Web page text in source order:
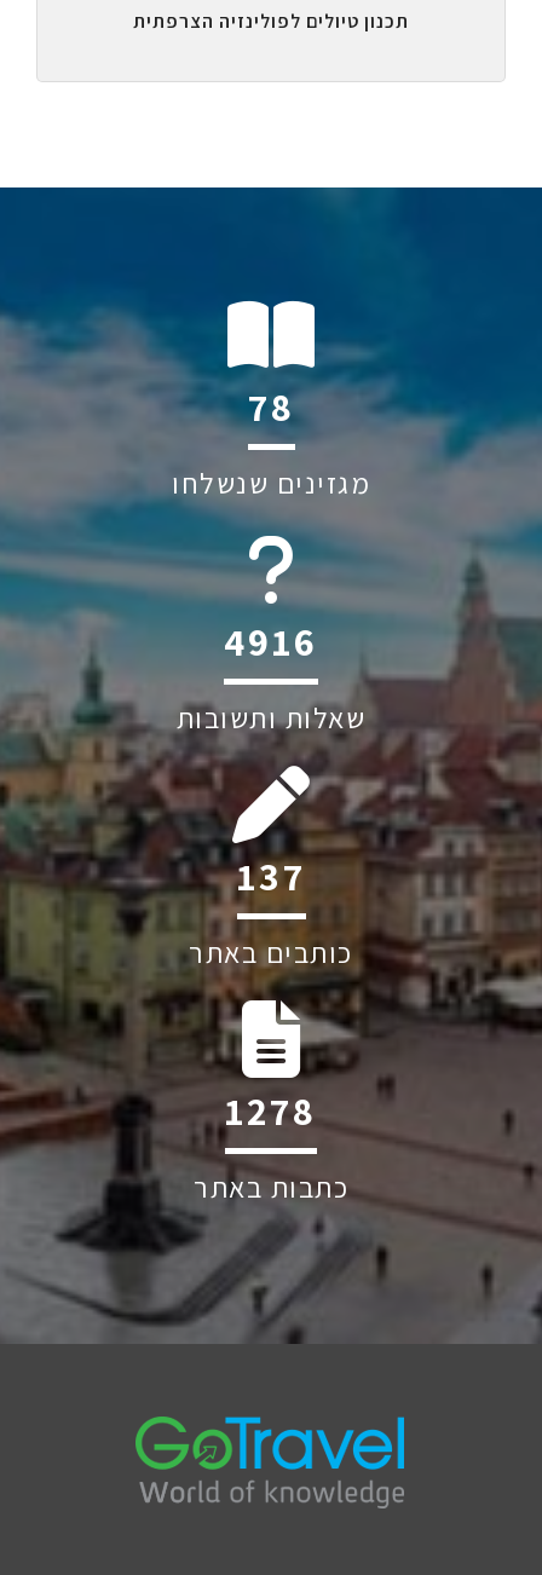
תכנון טיולים לפולינזיה הצרפתית
120
מגזינים שנשלחו
6045
שאלות ותשובות
209
כותבים באתר
1949
כתבות באתר